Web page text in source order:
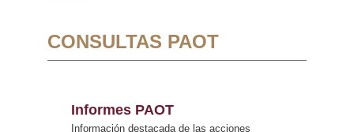
CONSULTAS PAOT
Informes PAOT
Información destacada de las acciones